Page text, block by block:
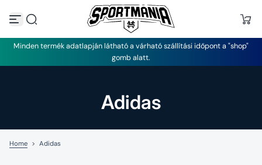
g
á
o
m
h
Minden termék adatlapján látható a várható szállítási időpont a "shop"
gomb alatt.
Adidas
Home > Adidas